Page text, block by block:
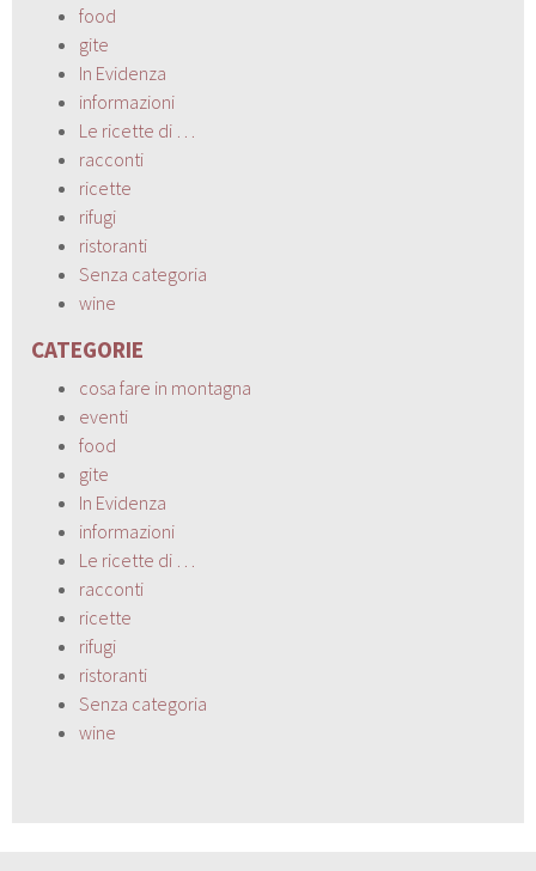
food
gite
In Evidenza
informazioni
Le ricette di …
racconti
ricette
rifugi
ristoranti
Senza categoria
wine
CATEGORIE
cosa fare in montagna
eventi
food
gite
In Evidenza
informazioni
Le ricette di …
racconti
ricette
rifugi
ristoranti
Senza categoria
wine